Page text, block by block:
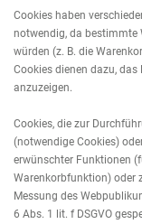
Cookies haben
notwendig, da bestimmte
würden (z. B. die
Cookies dienen dazu,
anzuzeigen.
Cookies, die zur
(notwendige Cookies)
erwünschter Funktionen
Warenkorbfunktion) oder
Messung des
6 Abs. 1 lit. f DSGVO